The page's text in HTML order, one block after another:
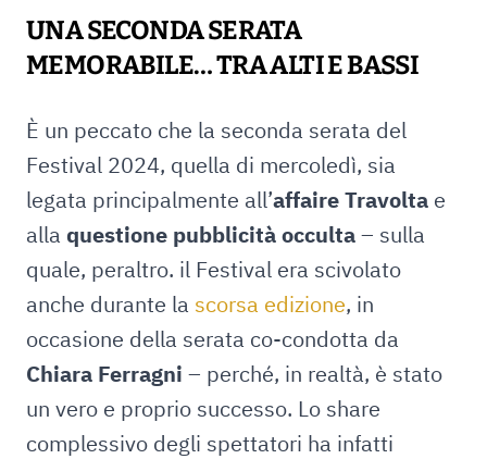
UNA SECONDA SERATA
MEMORABILE… TRA ALTI E BASSI
È un peccato che la seconda serata del
Festival 2024, quella di mercoledì, sia
legata principalmente all’affaire Travolta e
alla questione pubblicità occulta– sulla
quale, peraltro. il Festival era scivolato
anche durante la scorsa edizione, in
occasione della serata co-condotta da
Chiara Ferragni – perché, in realtà, è stato
un vero e proprio successo. Lo share
complessivo degli spettatori ha infatti